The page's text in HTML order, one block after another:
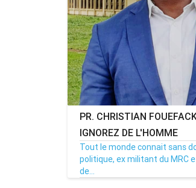
PR. CHRISTIAN
IGNOREZ DE L'HOMME
Tout le monde connait sans
politique, ex militant du MRC
de...
Rendez-vous le 10
une formation de